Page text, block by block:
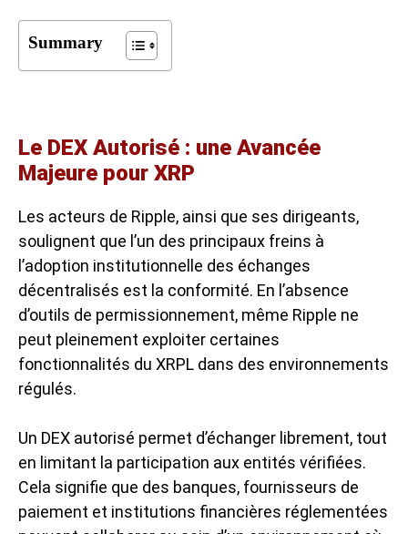
Summary
Le DEX Autorisé : une Avancée
Majeure pour XRP
Les acteurs de Ripple, ainsi que ses dirigeants,
soulignent que l’un des principaux freins à
l’adoption institutionnelle des échanges
décentralisés est la conformité. En l’absence
d’outils de permissionnement, même Ripple ne
peut pleinement exploiter certaines
fonctionnalités du XRPL dans des environnements
régulés.
Un DEX autorisé permet d’échanger librement, tout
en limitant la participation aux entités vérifiées.
Cela signifie que des banques, fournisseurs de
paiement et institutions financières réglementées